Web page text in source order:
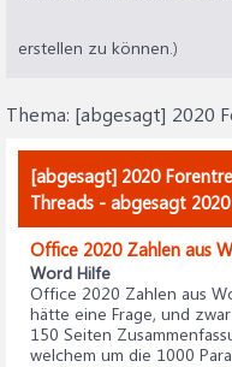
erstellen zu können.)
Thema: [abgesagt] 2020
[abgesagt] 2020
Threads - abgesagt
Office 2020 Zahlen aus
Word Hilfe
Office 2020 Zahlen aus
hätte eine Frage, und
150 Seiten
welchem um die 1000